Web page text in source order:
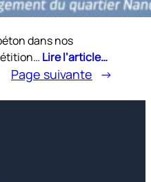
dans nos
Lire l’article…
Page suivante →